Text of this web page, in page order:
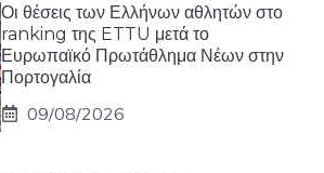
Οι θέσεις των Ελλήνων αθλητών στο
ranking της ETTU μετά το
Ευρωπαϊκό Πρωτάθλημα Νέων στην
Πορτογαλία
09/08/2026